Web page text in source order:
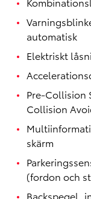
automatisk
Elektriskt
Pre-Collision
Collision
skärm
(fordon och
Backspegel,